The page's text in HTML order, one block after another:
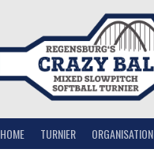
HOME TURNIER ORGANISATION